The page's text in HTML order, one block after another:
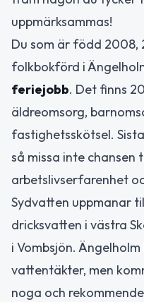
uppmärksammas!
Du som är född 2008,
folkbokförd i
feriejobb. Det finns
äldreomsorg,
fastighetsskötsel.
så missa inte chansen
arbetslivserfarenhet
Sydvatten uppmanar
dricksvatten i västra
i Vombsjön.
vattentäkter, men
noga och